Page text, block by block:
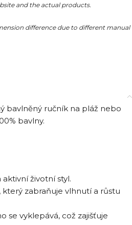
and the actual products.
difference due to different manual
bavlněný ručník na pláž nebo
bavlny.
životní styl.
zabraňuje vlhnutí a růstu
se vyklepává, což zajišťuje